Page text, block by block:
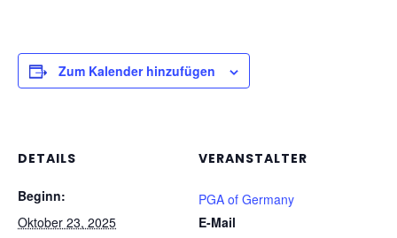
Zum Kalender hinzufügen
DETAILS
Beginn:
Oktober 23, 2025
VERANSTALTER
PGA of Germany
E-Mail